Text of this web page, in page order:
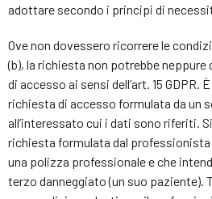
adottare secondo i principi di
Ove non dovessero ricorrere le
(b), la richiesta non potrebbe
di accesso ai sensi dell’art. 15 GDPR.
richiesta di accesso formulata da un
all’interessato cui i dati sono riferiti.
richiesta formulata dal
una polizza professionale e che
terzo danneggiato (un suo paziente).